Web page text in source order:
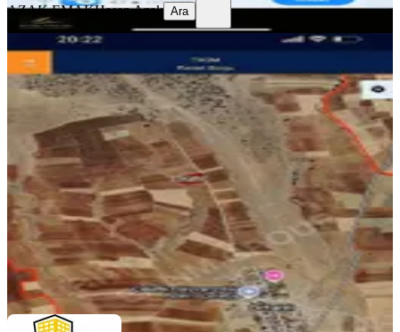
AZAK EMAKHasan Azak Ara
Afyonkarahisar İhsaniye'de Satılık
5.624 M² Tarla
İhsaniye, Orhanlı Köyü
5624 m²·133/m²· 04.04.2026
750.000 ₺
SALİM GROUP EMLAK OFİSİSalim ŞENKAYA
Ara